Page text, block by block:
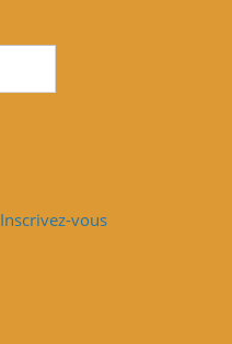
Inscrivez-vous